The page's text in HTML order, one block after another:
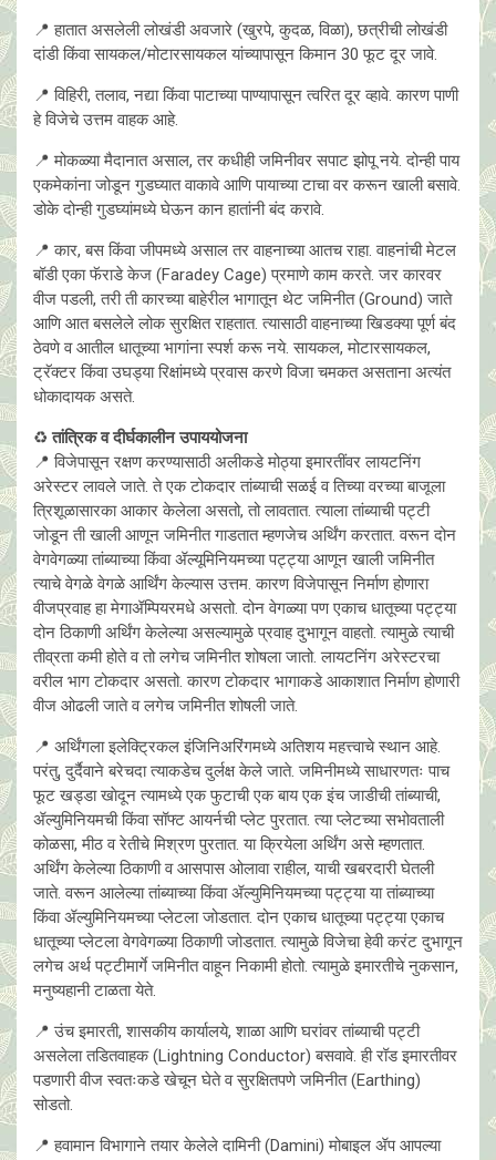
📍 हातात असलेली लोखंडी अवजारे (खुरपे, कुदळ, विळा), छत्रीची लोखंडी
दांडी किंवा सायकल/मोटारसायकल यांच्यापासून किमान 30 फूट दूर जावे.
📍 विहिरी, तलाव, नद्या किंवा पाटाच्या पाण्यापासून त्वरित दूर व्हावे. कारण पाणी
हे विजेचे उत्तम वाहक आहे.
📍 मोकळ्या मैदानात असाल, तर कधीही जमिनीवर सपाट झोपू नये. दोन्ही पाय
एकमेकांना जोडून गुडघ्यात वाकावे आणि पायाच्या टाचा वर करून खाली बसावे.
डोके दोन्ही गुडघ्यांमध्ये घेऊन कान हातांनी बंद करावे.
📍 कार, बस किंवा जीपमध्ये असाल तर वाहनाच्या आतच राहा. वाहनांची मेटल
बॉडी एका फॅराडे केज (Faradey Cage) प्रमाणे काम करते. जर कारवर
वीज पडली, तरी ती कारच्या बाहेरील भागातून थेट जमिनीत (Ground) जाते
आणि आत बसलेले लोक सुरक्षित राहतात. त्यासाठी वाहनाच्या खिडक्या पूर्ण बंद
ठेवणे व आतील धातूच्या भागांना स्पर्श करू नये. सायकल, मोटारसायकल,
ट्रॅक्टर किंवा उघड्या रिक्षांमध्ये प्रवास करणे विजा चमकत असताना अत्यंत
धोकादायक असते.
♻️ तांत्रिक व दीर्घकालीन उपाययोजना
📍 विजेपासून रक्षण करण्यासाठी अलीकडे मोठ्या इमारतींवर लायटनिंग
अरेस्टर लावले जाते. ते एक टोकदार तांब्याची सळई व तिच्या वरच्या बाजूला
त्रिशूळासारका आकार केलेला असतो, तो लावतात. त्याला तांब्याची पट्टी
जोडून ती खाली आणून जमिनीत गाडतात म्हणजेच अर्थिंग करतात. वरून दोन
वेगवेगळ्या तांब्याच्या किंवा ॲल्यूमिनियमच्या पट्ट्या आणून खाली जमिनीत
त्याचे वेगळे वेगळे आर्थिंग केल्यास उत्तम. कारण विजेपासून निर्माण होणारा
वीजप्रवाह हा मेगाॲम्पियरमधे असतो. दोन वेगळ्या पण एकाच धातूच्या पट्ट्या
दोन ठिकाणी अर्थिंग केलेल्या असल्यामुळे प्रवाह दुभागून वाहतो. त्यामुळे त्याची
तीव्रता कमी होते व तो लगेच जमिनीत शोषला जातो. लायटनिंग अरेस्टरचा
वरील भाग टोकदार असतो. कारण टोकदार भागाकडे आकाशात निर्माण होणारी
वीज ओढली जाते व लगेच जमिनीत शोषली जाते.
📍 अर्थिंगला इलेक्ट्रिकल इंजिनिअरिंगमध्ये अतिशय महत्त्वाचे स्थान आहे.
परंतु, दुर्दैवाने बरेचदा त्याकडेच दुर्लक्ष केले जाते. जमिनीमध्ये साधारणतः पाच
फूट खड्डा खाेदून त्यामध्ये एक फुटाची एक बाय एक इंच जाडीची तांब्याची,
ॲल्युमिनियमची किंवा सॉफ्ट आयर्नची प्लेट पुरतात. त्या प्लेटच्या सभोवताली
कोळसा, मीठ व रेतीचे मिश्रण पुरतात. या क्रियेला अर्थिंग असे म्हणतात.
अर्थिंग केलेल्या ठिकाणी व आसपास ओलावा राहील, याची खबरदारी घेतली
जाते. वरून आलेल्या तांब्याच्या किंवा ॲल्युमिनियमच्या पट्ट्या या तांब्याच्या
किंवा ॲल्युमिनियमच्या प्लेटला जोडतात. दोन एकाच धातूच्या पट्ट्या एकाच
धातूच्या प्लेटला वेगवेगळ्या ठिकाणी जोडतात. त्यामुळे विजेचा हेवी करंट दुभागून
लगेच अर्थ पट्टीमार्गे जमिनीत वाहून निकामी होतो. त्यामुळे इमारतीचे नुकसान,
मनुष्यहानी टाळता येते.
📍 उंच इमारती, शासकीय कार्यालये, शाळा आणि घरांवर तांब्याची पट्टी
असलेला तडितवाहक (Lightning Conductor) बसवावे. ही रॉड इमारतीवर
पडणारी वीज स्वतःकडे खेचून घेते व सुरक्षितपणे जमिनीत (Earthing)
सोडतो.
📍 हवामान विभागाने तयार केलेले दामिनी (Damini) मोबाइल ॲप आपल्या